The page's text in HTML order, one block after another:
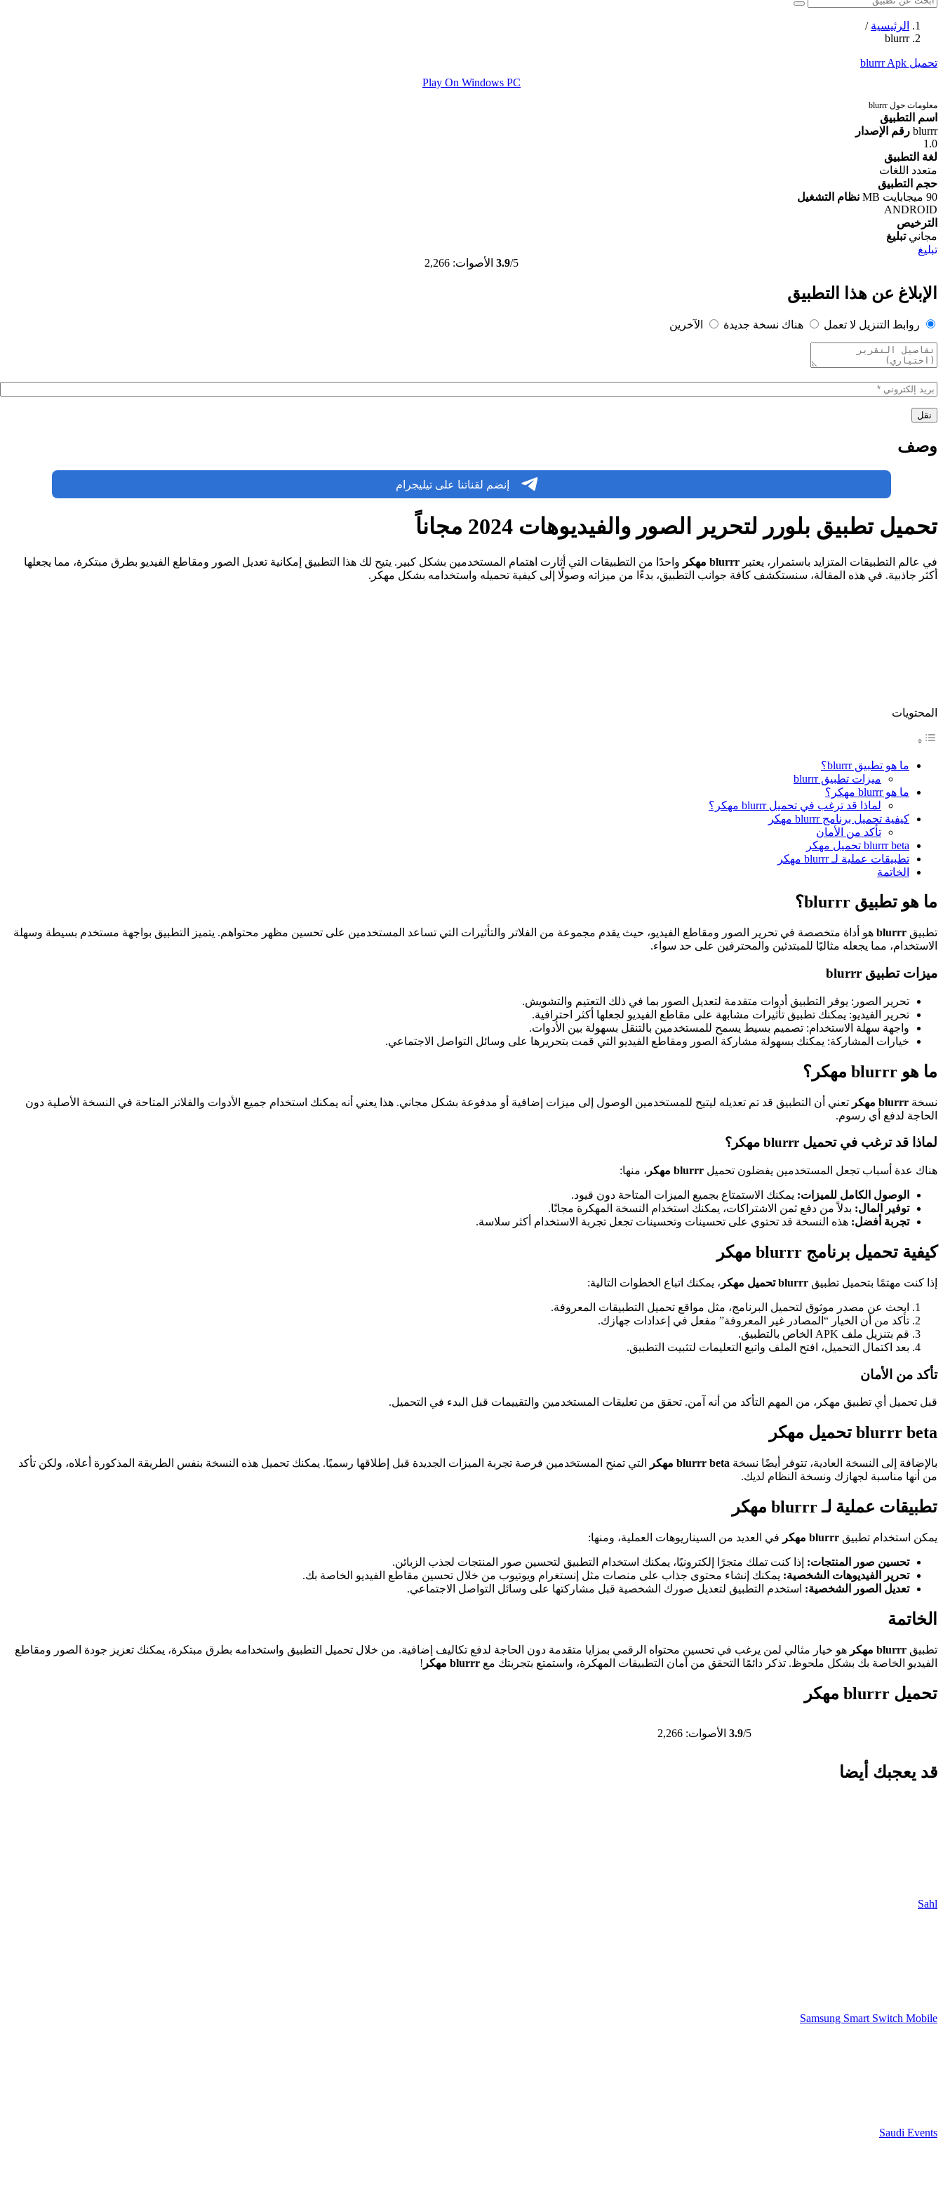
الرئيسية /
blurrr
تحميل blurrr Apk
Play On Windows PC
معلومات حول blurrr
اسم التطبيق
blurrr رقم الإصدار
1.0
لغة التطبيق
متعدد اللغات
حجم التطبيق
90 ميجابايت MB
نظام التشغيل
ANDROID
الترخيص
مجاني تبليغ
تبليغ
3.9/5 الأصوات: 2,266
الإبلاغ عن هذا التطبيق
روابط التنزيل لا تعمل هناك نسخة جديدة الآخرين
وصف
إنضم لقناتنا على تيليجرام
تحميل تطبيق بلورر لتحرير الصور والفيديوهات 2024 مجاناً
في عالم التطبيقات المتزايد باستمرار، يعتبر blurrr مهكر
واحدًا من التطبيقات التي أثارت اهتمام المستخدمين بشكل كبير. يتيح لك هذا التطبيق إمكانية تعديل الصور ومقاطع الفيديو بطرق مبتكرة، مما يجعلها
أكثر جاذبية. في هذه المقالة، سنستكشف كافة جوانب التطبيق، بدءًا من ميزاته وصولًا إلى كيفية تحميله واستخدامه بشكل مهكر.
المحتويات
ما هو تطبيق blurrr؟
ميزات تطبيق blurrr
ما هو blurrr مهكر؟
لماذا قد ترغب في تحميل blurrr مهكر؟
كيفية تحميل برنامج blurrr مهكر
تأكد من الأمان
blurrr beta تحميل مهكر
تطبيقات عملية لـ blurrr مهكر
الخاتمة
ما هو تطبيق blurrr؟
تطبيق blurrr هو أداة متخصصة في تحرير الصور ومقاطع الفيديو، حيث يقدم مجموعة من الفلاتر والتأثيرات التي تساعد المستخدمين على تحسين مظهر محتواهم. يتميز التطبيق بواجهة مستخدم بسيطة وسهلة
الاستخدام، مما يجعله مثاليًا للمبتدئين والمحترفين على حد سواء.
ميزات تطبيق blurrr
تحرير الصور: يوفر التطبيق أدوات متقدمة لتعديل الصور بما في ذلك التعتيم والتشويش.
تحرير الفيديو: يمكنك تطبيق تأثيرات مشابهة على مقاطع الفيديو لجعلها أكثر احترافية.
واجهة سهلة الاستخدام: تصميم بسيط يسمح للمستخدمين بالتنقل بسهولة بين الأدوات.
خيارات المشاركة: يمكنك بسهولة مشاركة الصور ومقاطع الفيديو التي قمت بتحريرها على وسائل التواصل الاجتماعي.
ما هو blurrr مهكر؟
نسخة blurrr مهكر
تعني أن التطبيق قد تم تعديله ليتيح للمستخدمين الوصول إلى ميزات إضافية أو مدفوعة بشكل مجاني. هذا يعني أنه يمكنك استخدام جميع الأدوات والفلاتر المتاحة في النسخة الأصلية دون
الحاجة لدفع أي رسوم.
لماذا قد ترغب في تحميل blurrr مهكر؟
هناك عدة أسباب تجعل المستخدمين يفضلون تحميل blurrr مهكر ، منها:
الوصول الكامل للميزات: يمكنك الاستمتاع بجميع الميزات المتاحة دون قيود.
توفير المال: بدلاً من دفع ثمن الاشتراكات، يمكنك استخدام النسخة المهكرة مجانًا.
تجربة أفضل: هذه النسخة قد تحتوي على تحسينات وتحسينات تجعل تجربة الاستخدام أكثر سلاسة.
كيفية تحميل برنامج blurrr مهكر
إذا كنت مهتمًا بتحميل تطبيق blurrr تحميل مهكر ، يمكنك اتباع الخطوات التالية:
ابحث عن مصدر موثوق لتحميل البرنامج، مثل مواقع تحميل التطبيقات المعروفة.
تأكد من أن الخيار “المصادر غير المعروفة” مفعل في إعدادات جهازك.
قم بتنزيل ملف APK الخاص بالتطبيق.
بعد اكتمال التحميل، افتح الملف واتبع التعليمات لتثبيت التطبيق.
تأكد من الأمان
قبل تحميل أي تطبيق مهكر، من المهم التأكد من أنه آمن. تحقق من تعليقات المستخدمين والتقييمات قبل البدء في التحميل.
blurrr beta تحميل مهكر
بالإضافة إلى النسخة العادية، تتوفر أيضًا نسخة blurrr beta مهكر
التي تمنح المستخدمين فرصة تجربة الميزات الجديدة قبل إطلاقها رسميًا. يمكنك تحميل هذه النسخة بنفس الطريقة المذكورة أعلاه، ولكن تأكد
من أنها مناسبة لجهازك ونسخة النظام لديك.
تطبيقات عملية لـ blurrr مهكر
يمكن استخدام تطبيق blurrr مهكر في العديد من السيناريوهات العملية، ومنها:
تحسين صور المنتجات: إذا كنت تملك متجرًا إلكترونيًا، يمكنك استخدام التطبيق لتحسين صور المنتجات لجذب الزبائن.
تحرير الفيديوهات الشخصية: يمكنك إنشاء محتوى جذاب على منصات مثل إنستغرام ويوتيوب من خلال تحسين مقاطع الفيديو الخاصة بك.
تعديل الصور الشخصية: استخدم التطبيق لتعديل صورك الشخصية قبل مشاركتها على وسائل التواصل الاجتماعي.
الخاتمة
تطبيق blurrr مهكر
هو خيار مثالي لمن يرغب في تحسين محتواه الرقمي بمزايا متقدمة دون الحاجة لدفع تكاليف إضافية. من خلال تحميل التطبيق واستخدامه بطرق مبتكرة، يمكنك تعزيز جودة الصور ومقاطع
الفيديو الخاصة بك بشكل ملحوظ. تذكر دائمًا التحقق من أمان التطبيقات المهكرة، واستمتع بتجربتك مع blurrr مهكر !
تحميل blurrr مهكر
3.9/5 الأصوات: 2,266
قد يعجبك أيضا
Sahl
Samsung Smart Switch Mobile
Saudi Events